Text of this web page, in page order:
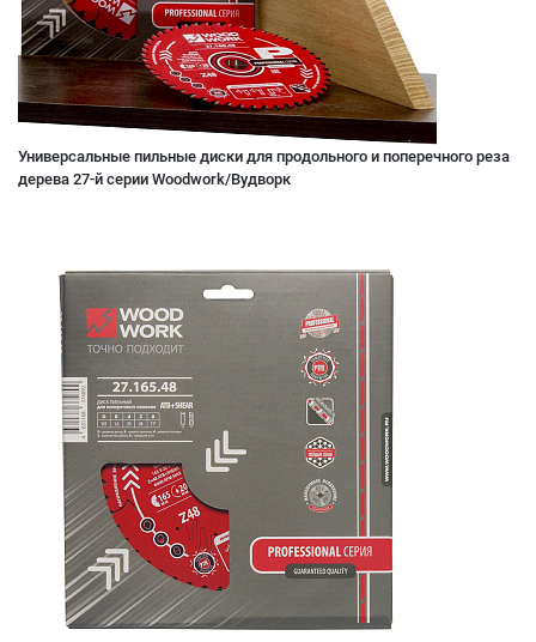
Универсальные пильные диски для продольного и поперечного реза
дерева 27-й серии Woodwork/Вудворк